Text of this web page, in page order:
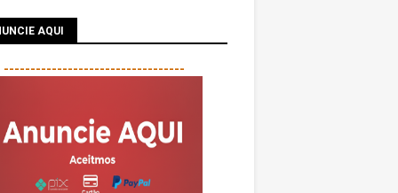
AQUI
----------------------------------